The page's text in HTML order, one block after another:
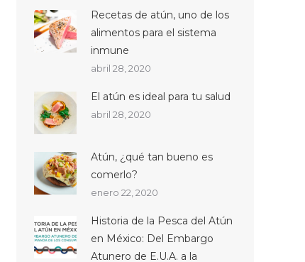
Recetas de atún, uno de los
alimentos para el sistema
inmune
abril 28, 2020
El atún es ideal para tu salud
abril 28, 2020
Atún, ¿qué tan bueno es
comerlo?
enero 22, 2020
Historia de la Pesca del Atún
en México: Del Embargo
Atunero de E.U.A. a la